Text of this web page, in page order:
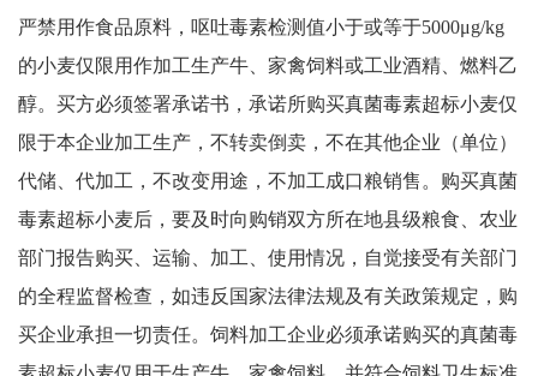
严禁用作食品原料，呕吐毒素检测值小于或等于5000μg/kg
的小麦仅限用作加工生产牛、家禽饲料或工业酒精、燃料乙
醇。买方必须签署承诺书，承诺所购买真菌毒素超标小麦仅
限于本企业加工生产，不转卖倒卖，不在其他企业（单位）
代储、代加工，不改变用途，不加工成口粮销售。购买真菌
毒素超标小麦后，要及时向购销双方所在地县级粮食、农业
部门报告购买、运输、加工、使用情况，自觉接受有关部门
的全程监督检查，如违反国家法律法规及有关政策规定，购
买企业承担一切责任。饲料加工企业必须承诺购买的真菌毒